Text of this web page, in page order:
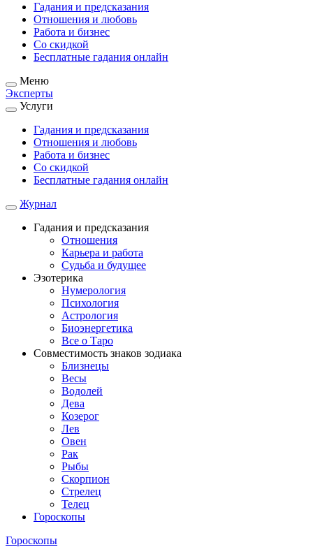
Гадания и предсказания
Отношения и любовь
Работа и бизнес
Со скидкой
Бесплатные гадания онлайн
Меню
Эксперты
Услуги
Гадания и предсказания
Отношения и любовь
Работа и бизнес
Со скидкой
Бесплатные гадания онлайн
Журнал
Гадания и предсказания
Отношения
Карьера и работа
Cудьба и будущее
Эзотерика
Нумерология
Психология
Астрология
Биоэнергетика
Все о Таро
Совместимость знаков зодиака
Близнецы
Весы
Водолей
Дева
Козерог
Лев
Овен
Рак
Рыбы
Скорпион
Стрелец
Телец
Гороскопы
Гороскопы